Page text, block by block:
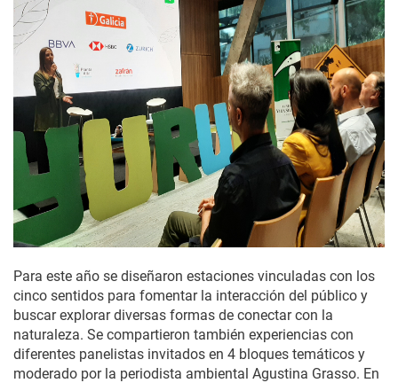
Para este año se diseñaron estaciones vinculadas con los
cinco sentidos para fomentar la interacción del público y
buscar explorar diversas formas de conectar con la
naturaleza. Se compartieron también experiencias con
diferentes panelistas invitados en 4 bloques temáticos y
moderado por la periodista ambiental Agustina Grasso. En